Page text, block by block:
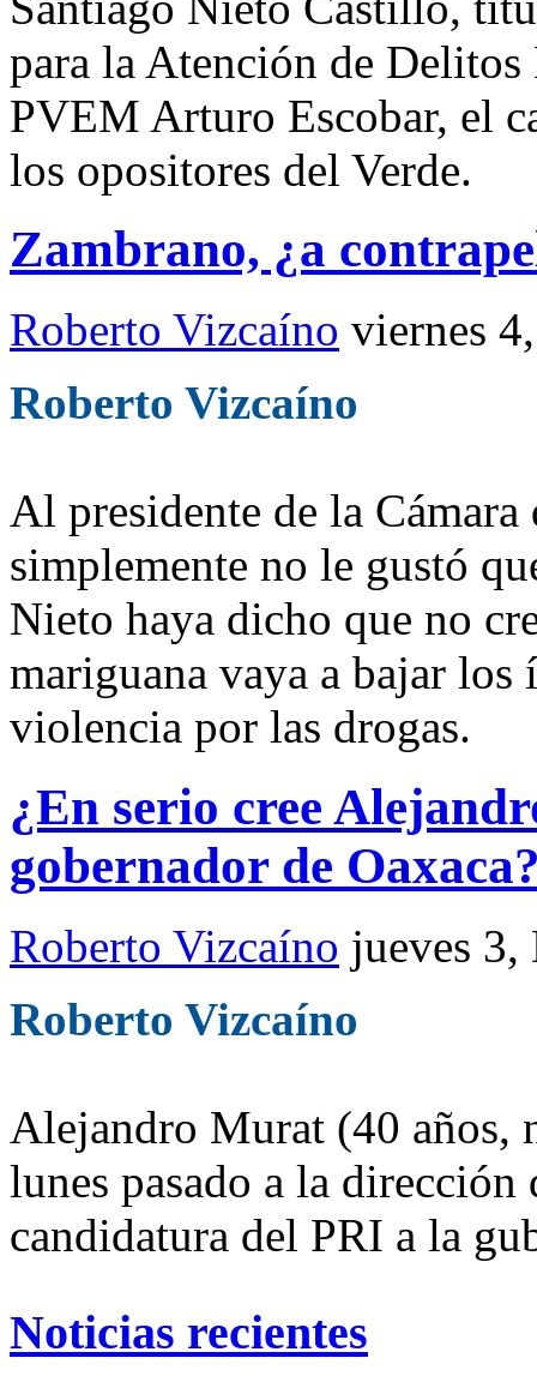
para la Atención de
PVEM Arturo Escobar, el
los opositores del Verde.
Zambrano, ¿a
Roberto Vizcaíno viernes
Roberto Vizcaíno
Al presidente de la
simplemente no le gustó
Nieto haya dicho que no
mariguana vaya a bajar
violencia por las drogas.
¿En serio cree
gobernador de
Roberto Vizcaíno jueves
Roberto Vizcaíno
Alejandro Murat (40 años,
lunes pasado a la
candidatura del PRI a la
Noticias recientes